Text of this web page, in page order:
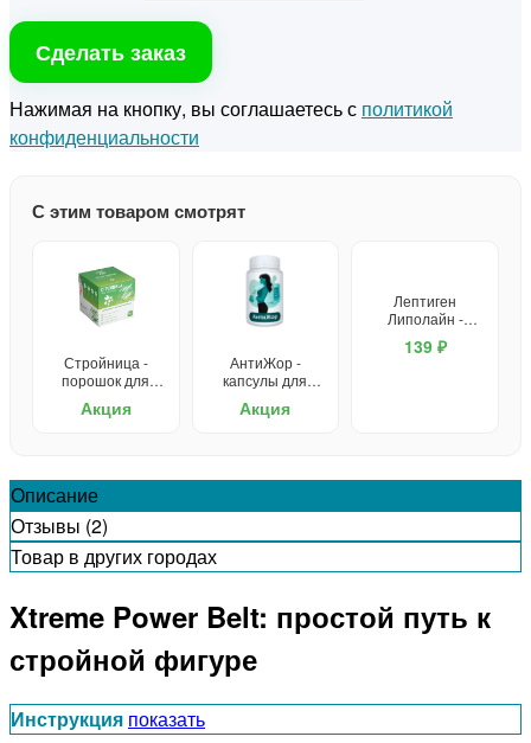
Сделать заказ
Нажимая на кнопку, вы соглашаетесь с политикой
конфиденциальности
С этим товаром смотрят
Стройница -
порошок для
Акция
АнтиЖор -
капсулы для
Акция
Лептиген
Липолайн -
капсулы для
похудения
139 ₽
Описание
Отзывы (2)
Товар в других городах
Xtreme Power Belt: простой путь к
стройной фигуре
Инструкция показать